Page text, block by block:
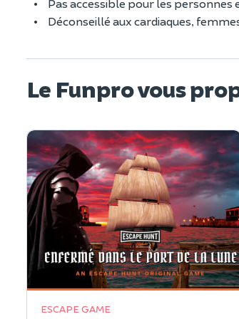
Pas accessible pour les
Déconseillé aux cardiaques,
Le Funpro vous
ESCAPE GAME